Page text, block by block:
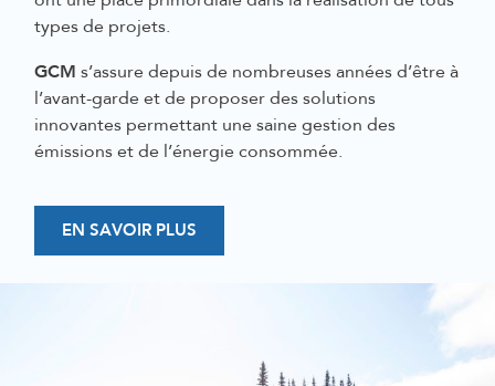
types de projets.
GCM s’assure depuis de nombreuses années d’être à
l’avant-garde et de proposer des solutions
innovantes permettant une saine gestion des
émissions et de l’énergie consommée.
EN SAVOIR PLUS